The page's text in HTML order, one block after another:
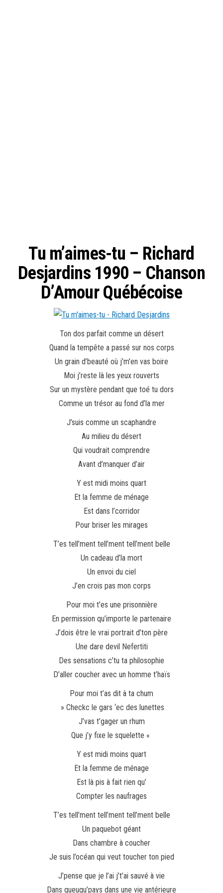
Tu m’aimes-tu – Richard
Desjardins 1990 – Chanson
D’Amour Québécoise
Ton dos parfait comme un désert
Quand la tempête a passé sur nos corps
Un grain d’beauté où j’m’en vas boire
Moi j’reste là les yeux rouverts
Sur un mystère pendant que toé tu dors
Comme un trésor au fond d’la mer
J’suis comme un scaphandre
Au milieu du désert
Qui voudrait comprendre
Avant d’manquer d’air
Y est midi moins quart
Et la femme de ménage
Est dans l’corridor
Pour briser les mirages
T’es tell’ment tell’ment tell’ment belle
Un cadeau d’la mort
Un envoi du ciel
J’en crois pas mon corps
Pour moi t’es une prisonnière
En permission qu’importe le partenaire
J’dois être le vrai portrait d’ton père
Une dare devil Nefertiti
Des sensations c’tu ta philosophie
D’aller coucher avec un homme t’haïs
Pour moi t’as dit à ta chum
» Checkc le gars ‘ec des lunettes
J’vas t’gager un rhum
Que j’y fixe le squelette «
Y est midi moins quart
Et la femme de ménage
Est là pis à fait rien qu’
Compter les naufrages
T’es tell’ment tell’ment tell’ment belle
Un paquebot géant
Dans chambre à coucher
Je suis l’océan qui veut toucher ton pied
J’pense que je l’ai j’t’ai sauvé à vie
Dans queuqu’pays dans une vie antérieure